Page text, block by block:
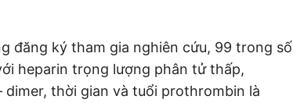
đăng ký tham gia nghiên cứu, 99 trong số
heparin trọng lượng phân tử thấp,
dimer, thời gian và tuổi prothrombin là